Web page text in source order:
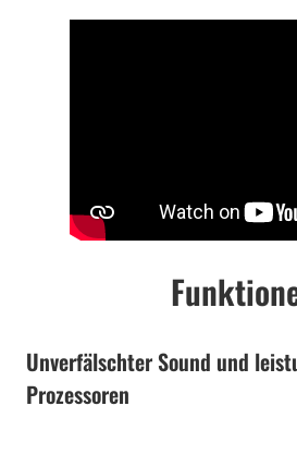
Unverfälschter Sound und
Prozessoren